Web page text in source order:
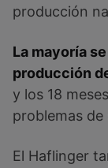
producción
La mayoría
producción
y los 18
problemas de
El Haflinger